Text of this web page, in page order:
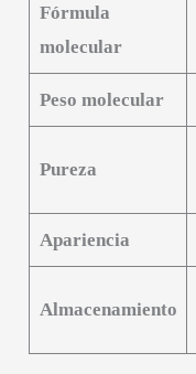
Fórmula
molecular
Peso molecular
Pureza
Apariencia
Almacenamiento